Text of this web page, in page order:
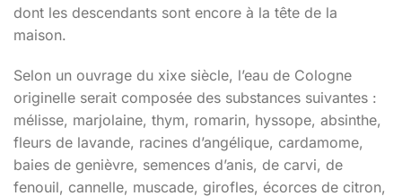
dont les descendants sont encore à la tête de la
maison.
Selon un ouvrage du xixe siècle, l’eau de Cologne
originelle serait composée des substances suivantes :
mélisse, marjolaine, thym, romarin, hyssope, absinthe,
fleurs de lavande, racines d’angélique, cardamome,
baies de genièvre, semences d’anis, de carvi, de
fenouil, cannelle, muscade, girofles, écorces de citron,